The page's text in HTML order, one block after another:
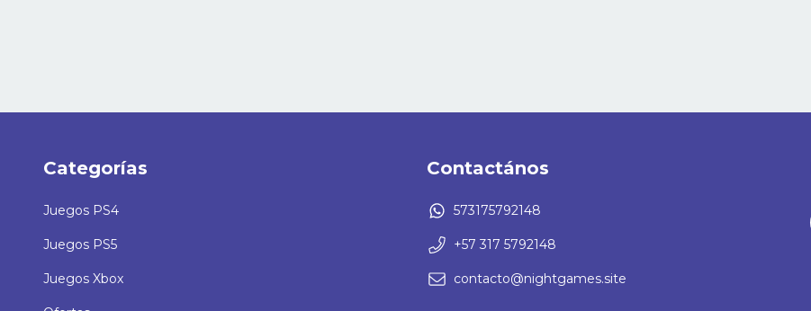
Categorías
Juegos PS4
Juegos PS5
Juegos Xbox
Contactános
573175792148
+57 317 5792148
contacto@nightgames.site